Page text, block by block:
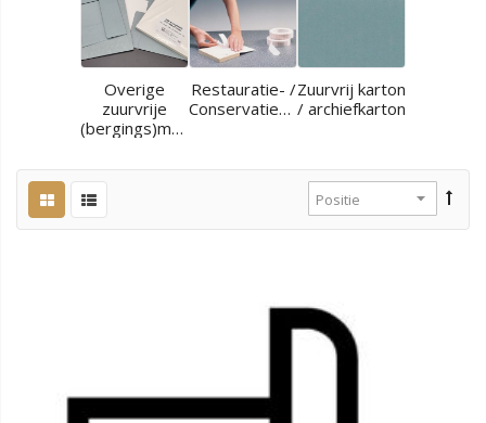
Overige
zuurvrije
(bergings)materialen
Restauratie- /
Conservatiematerialen
Zuurvrij karton
/ archiefkarton